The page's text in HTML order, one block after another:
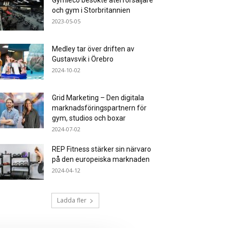
och gym i Storbritannien
2023-05-05
Medley tar över driften av
Gustavsvik i Örebro
2024-10-02
Grid Marketing – Den digitala
marknadsföringspartnern för
gym, studios och boxar
2024-07-02
REP Fitness stärker sin närvaro
på den europeiska marknaden
2024-04-12
Ladda fler